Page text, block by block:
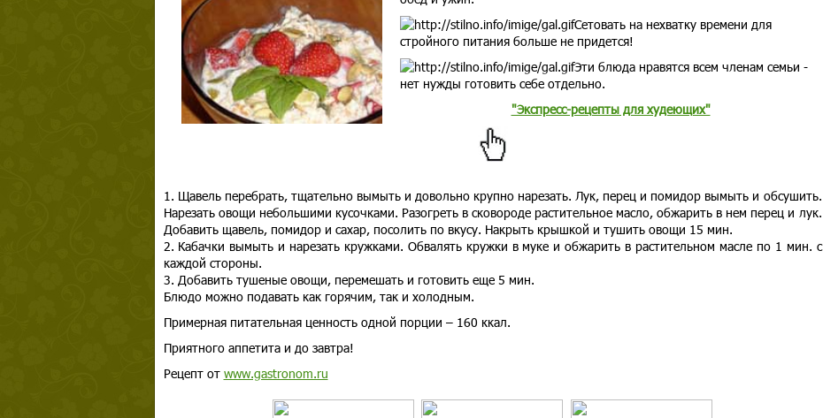
Сетовать на нехватку времени для
стройного питания больше не придется!
Эти блюда нравятся всем членам семьи -
нет нужды готовить себе отдельно.
"Экспресс-рецепты для худеющих"
1. Щавель перебрать, тщательно вымыть и довольно крупно нарезать. Лук, перец и помидор вымыть и обсушить.
Нарезать овощи небольшими кусочками. Разогреть в сковороде растительное масло, обжарить в нем перец и лук.
Добавить щавель, помидор и сахар, посолить по вкусу. Накрыть крышкой и тушить овощи 15 мин.
2. Кабачки вымыть и нарезать кружками. Обвалять кружки в муке и обжарить в растительном масле по 1 мин. с
каждой стороны.
3. Добавить тушеные овощи, перемешать и готовить еще 5 мин.
Блюдо можно подавать как горячим, так и холодным.
Примерная питательная ценность одной порции – 160 ккал.
Приятного аппетита и до завтра!
Рецепт от www.gastronom.ru